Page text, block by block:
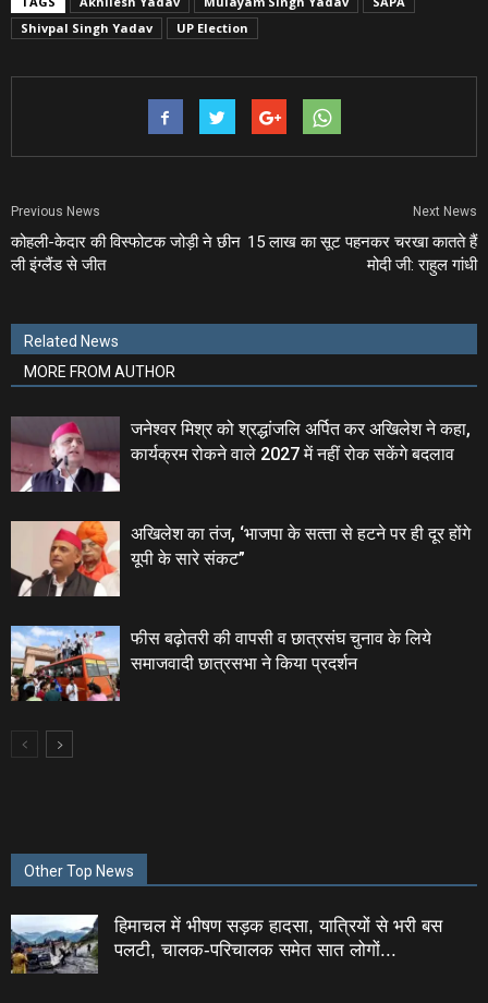
Shivpal Singh Yadav
UP Election
Previous News
कोहली-केदार की विस्‍फोटक जोड़ी ने छीन
ली इंग्‍लैंड से जीत
Next News
15 लाख का सूट पहनकर चरखा कातते हैं
मोदी जी: राहुल गांधी
Related News
MORE FROM AUTHOR
जनेश्‍वर मिश्र को श्रद्धांजलि अर्पित कर अखिलेश ने कहा,
कार्यक्रम रोकने वाले 2027 में नहीं रोक सकेंगे बदलाव
अखिलेश का तंज, ‘भाजपा के सत्‍ता से हटने पर ही दूर होंगे
यूपी के सारे संकट”
फीस बढ़ोतरी की वापसी व छात्रसंघ चुनाव के लिये
समाजवादी छात्रसभा ने किया प्रदर्शन
Other Top News
हिमाचल में भीषण सड़क हादसा, यात्रियों से भरी बस
पलटी, चालक-परिचालक समेत सात लोगों...